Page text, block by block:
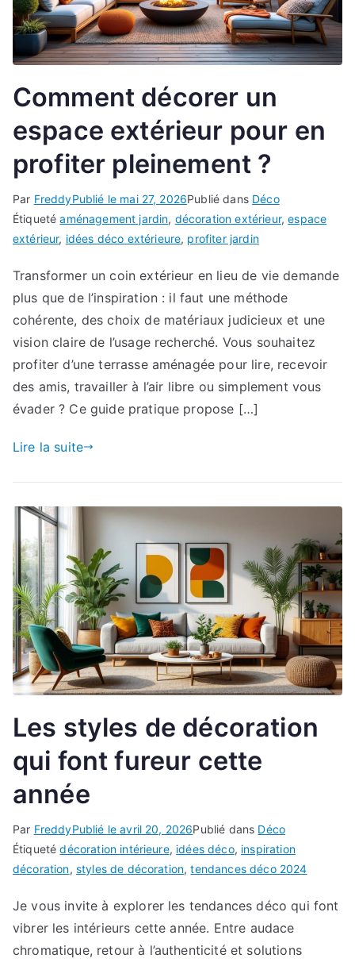
Comment décorer un
espace extérieur pour en
profiter pleinement ?
Par FreddyPublié le mai 27, 2026Publié dans Déco
Étiquetéaménagement jardin, décoration extérieur,espace
extérieur, idées déco extérieure, profiter jardin
Transformer un coin extérieur en lieu de vie demande
plus que de l’inspiration : il faut une méthode
cohérente, des choix de matériaux judicieux et une
vision claire de l’usage recherché. Vous souhaitez
profiter d’une terrasse aménagée pour lire, recevoir
des amis, travailler à l’air libre ou simplement vous
évader ? Ce guide pratique propose […]
Lire la suite
Les styles de décoration
qui font fureur cette
année
Par FreddyPublié leavril 20, 2026Publié dans Déco
Étiquetédécoration intérieure, idées déco, inspiration
décoration, styles de décoration,tendances déco 2024
Je vous invite à explorer les tendances déco qui font
vibrer les intérieurs cette année. Entre audace
chromatique, retour à l’authenticité et solutions